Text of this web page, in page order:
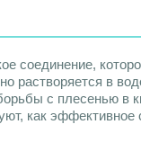
соединение,
растворяется в
с плесенью в
как